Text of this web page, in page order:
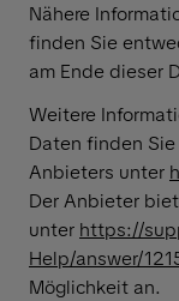
Nähere
finden Sie
am Ende dieser
Weitere
Daten finden
Anbieters unter
Der Anbieter
unter https://
Help/answer/
Möglichkeit an.